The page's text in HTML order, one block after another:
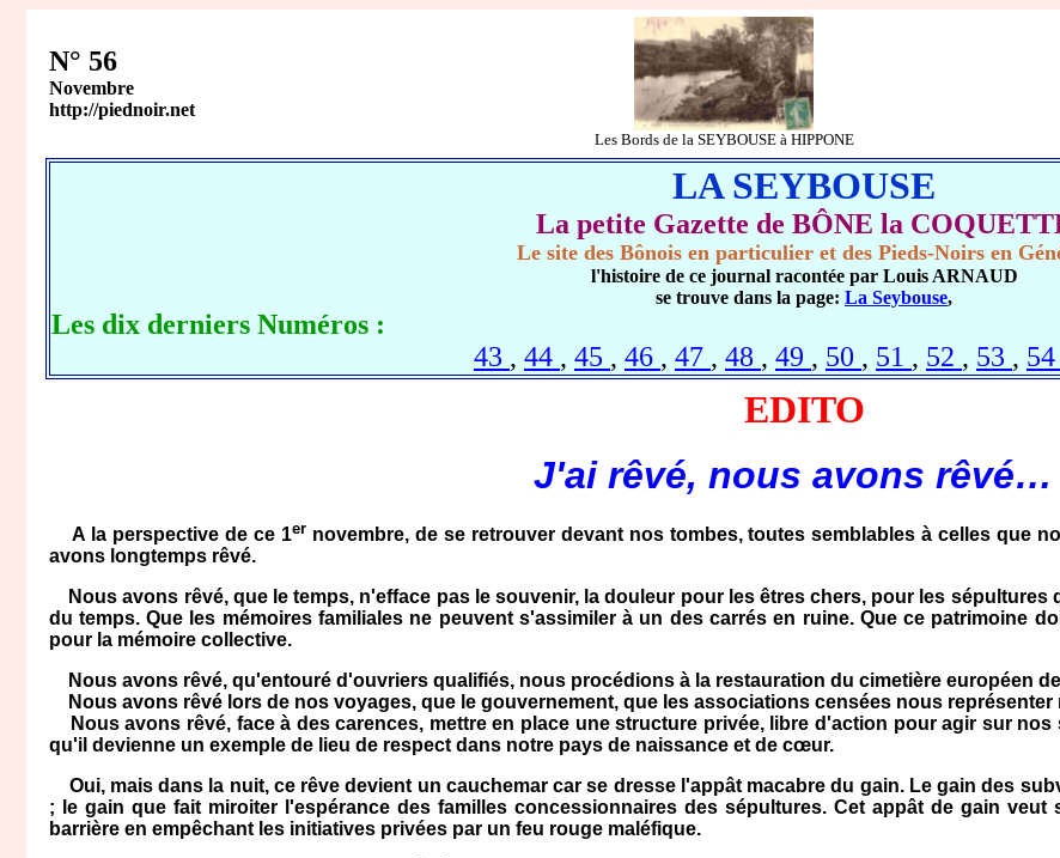
N° 56
Novembre
http://piednoir.net
Les Bords de la SEYBOUSE à HIPPONE
LA SEYBOUSE
La petite Gazette de BÔNE la
Le site des Bônois en particulier et des Pieds-Noirs en
l'histoire de ce journal racontée par Louis ARNAUD
se trouve dans la page: La Seybouse,
Les dix derniers Numéros :
43 , 44 , 45 , 46 , 47 , 48 , 49 , 50 , 51 , 52 , 53 , 54
EDITO
J'ai rêvé, nous avons rêvé…
A la perspective de ce 1ernovembre, de se retrouver devant nos tombes, toutes semblables à celles que
avons longtemps rêvé.
Nous avons rêvé, que le temps, n'efface pas le souvenir, la douleur pour les êtres chers, pour les sépultures
du temps. Que les mémoires familiales ne peuvent s'assimiler à un des carrés en ruine. Que ce patrimoine
pour la mémoire collective.
Nous avons rêvé, qu'entouré d'ouvriers qualifiés, nous procédions à la restauration du cimetière européen
Nous avons rêvé lors de nos voyages, que le gouvernement, que les associations censées nous
Nous avons rêvé, face à des carences, mettre en place une structure privée, libre d'action pour agir sur
qu'il devienne un exemple de lieu de respect dans notre pays de naissance et de cœur.
Oui, mais dans la nuit, ce rêve devient un cauchemar car se dresse l'appât macabre du gain. Le gain des
; le gain que fait miroiter l'espérance des familles concessionnaires des sépultures. Cet appât de gain
barrière en empêchant les initiatives privées par un feu rouge maléfique.